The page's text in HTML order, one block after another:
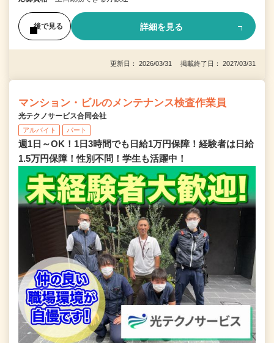
後で見る 詳細を見る
更新日： 2026/03/31 掲載終了日： 2027/03/31
マンション・ビルのメンテナンス検査作業員
光テクノサービス合同会社
アルバイト パート
週1日～OK！1日3時間でも日給1万円保障！経験者は日給
1.5万円保障！性別不問！学生も活躍中！